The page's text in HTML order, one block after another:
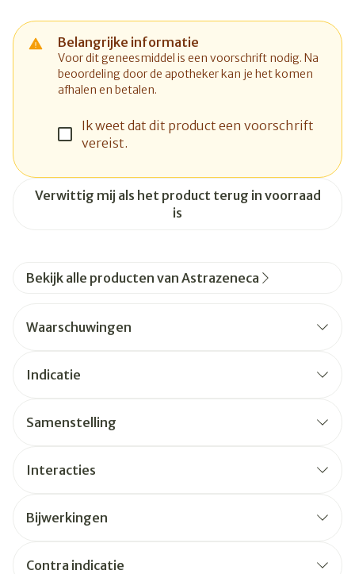
Belangrijke informatie
Voor dit geneesmiddel is een voorschrift nodig. Na
beoordeling door de apotheker kan je het komen
afhalen en betalen.
Ik weet dat dit product een voorschrift
vereist.
Verwittig mij als het product terug in voorraad
is
Bekijk alle producten van Astrazeneca
Waarschuwingen
Indicatie
Samenstelling
Interacties
Bijwerkingen
Contra indicatie